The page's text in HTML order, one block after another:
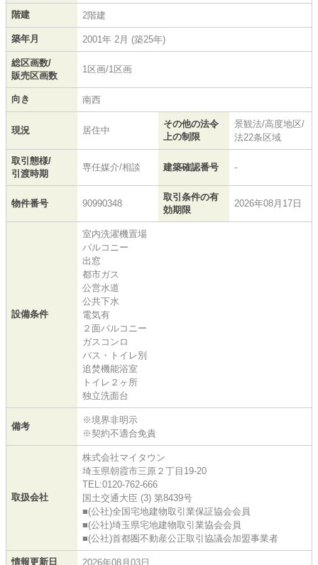
階建 2階建
築年月 2001年 2月 (築25年)
総区画数/
販売区画数
1区画/1区画
向き 南西
現況 居住中
その他の法令
上の制限
景観法/高度地区/
法22条区域
取引態様/
引渡時期
専任媒介/相談 建築確認番号 -
物件番号 90990348
取引条件の有
効期限
2026年08月17日
設備条件
室内洗濯機置場
バルコニー
出窓
都市ガス
公営水道
公共下水
電気有
２面バルコニー
ガスコンロ
バス・トイレ別
追焚機能浴室
トイレ２ヶ所
独立洗面台
備考
※境界非明示
※契約不適合免責
取扱会社
株式会社マイタウン
埼玉県朝霞市三原２丁目19-20
TEL:0120-762-666
国土交通大臣 (3) 第8439号
■(公社)全国宅地建物取引業保証協会会員
■(公社)埼玉県宅地建物取引業協会会員
■(公社)首都圏不動産公正取引協議会加盟事業者
情報更新日 2026年08月03日